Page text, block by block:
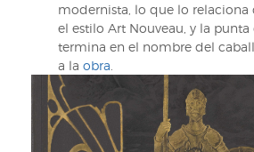
modernista, lo que lo
el estilo Art Nouveau, y la punta
termina en el nombre del
a la obra